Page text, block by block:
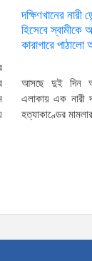
দক্ষিণখানের নারী
হিসেবে
কারাগারে
আসছে দুই দিন
এলাকায় এক
হত্যাকাণ্ডের